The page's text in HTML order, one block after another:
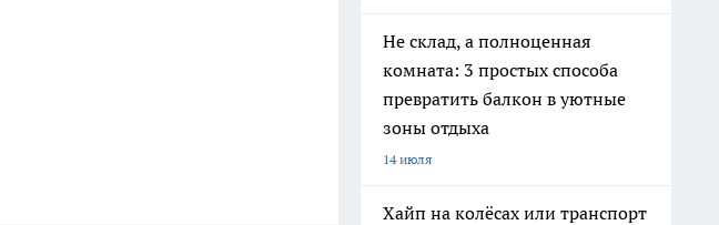
Не склад, а полноценная
комната: 3 простых способа
превратить балкон в уютные
зоны отдыха
14 июля
Хайп на колёсах или транспорт